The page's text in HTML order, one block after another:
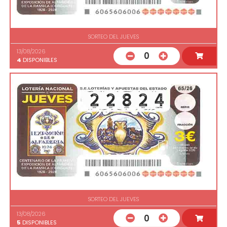
SORTEO DEL JUEVES
13/08/2026
4 DISPONIBLES 0
SORTEO DEL JUEVES
13/08/2026
5 DISPONIBLES 0